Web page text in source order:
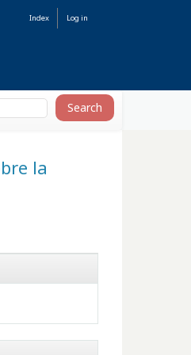
Index Log in
la